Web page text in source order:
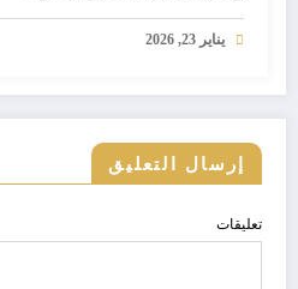
يناير 23, 2026
إرسال التعليق
تعليقات